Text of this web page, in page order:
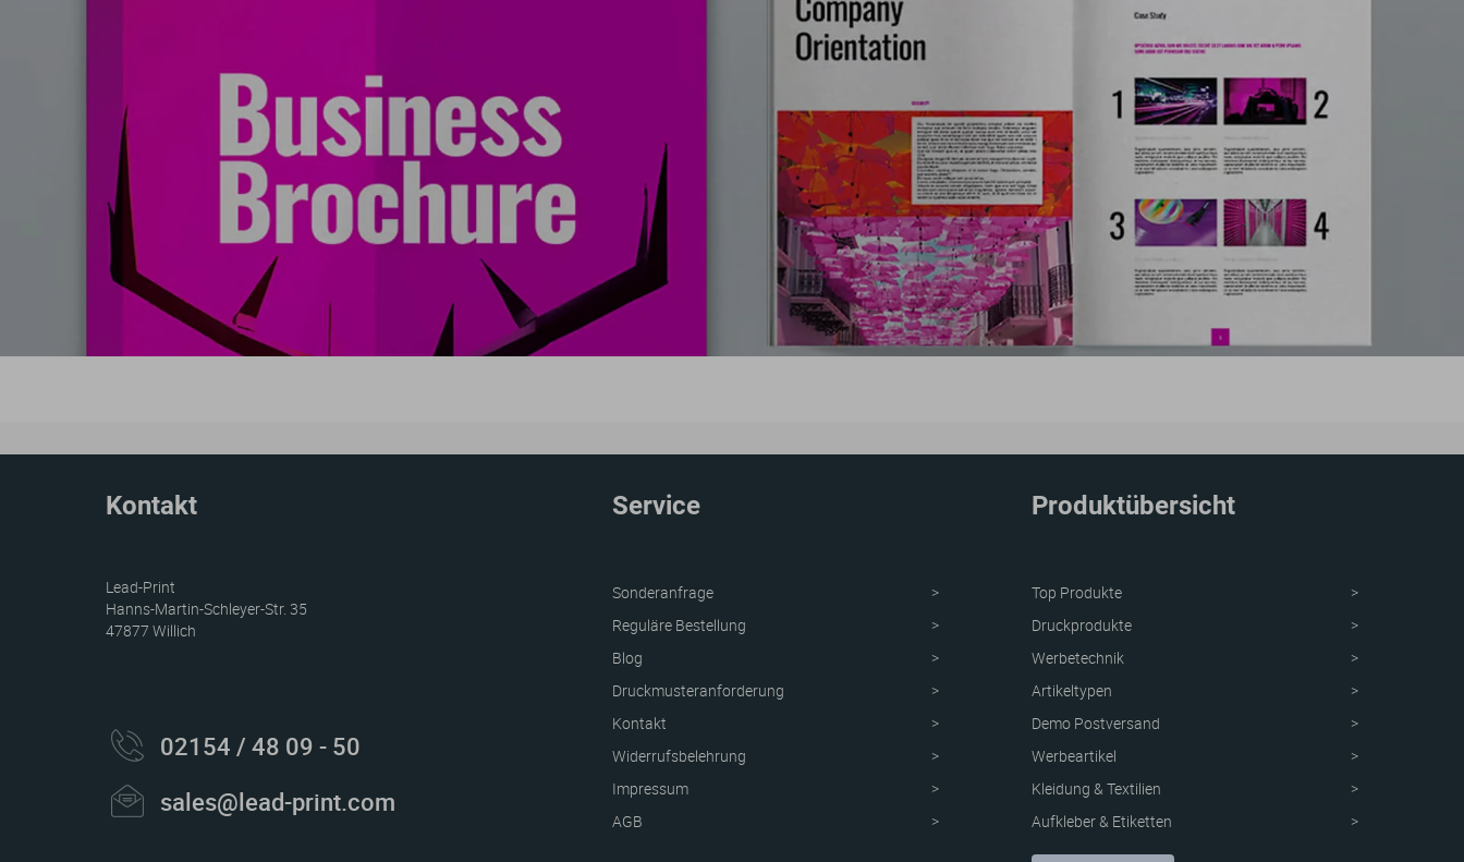
Kontakt
Lead-Print
Hanns-Martin-Schleyer-Str. 35
47877 Willich
02154 / 48 09 - 50
sales@lead-print.com
Produktübersicht
Top Produkte
Druckprodukte
Werbetechnik
Artikeltypen
Demo Postversand
Werbeartikel
Kleidung & Textilien
Aufkleber & Etiketten
Schutzvorrichtung
Service
Sonderanfrage
Reguläre Bestellung
Blog
Druckmusteranforderung
Kontakt
Widerrufsbelehrung
Impressum
AGB